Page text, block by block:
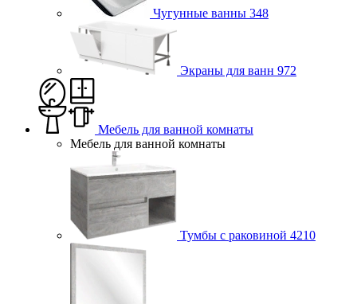
Чугунные ванны 348
Экраны для ванн 972
Мебель для ванной комнаты
Мебель для ванной комнаты
Тумбы с раковиной 4210